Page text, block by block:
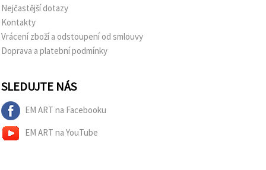
Nejčastější dotazy
Kontakty
Vrácení zboží a odstoupení od smlouvy
Doprava a platební podmínky
SLEDUJTE NÁS
EM ART na Facebooku
EM ART na YouTube